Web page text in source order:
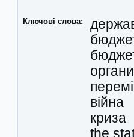
Ключові слова:
війна
криза
the